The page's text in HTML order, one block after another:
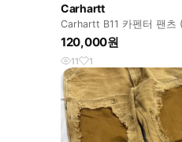
Carhartt
Carhartt B11 카펜터 팬츠
120,000원
11 1